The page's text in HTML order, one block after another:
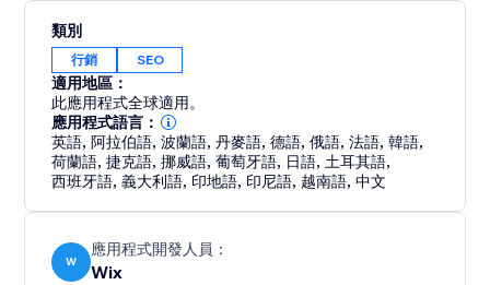
類別
行銷 SEO
適用地區：
此應用程式全球適用。
應用程式語言：
英語,阿拉伯語,波蘭語,丹麥語,德語,俄語,法語,韓語,
荷蘭語,捷克語,挪威語,葡萄牙語, 日語, 土耳其語,
西班牙語,義大利語, 印地語, 印尼語, 越南語,中文
W
應用程式開發人員：
Wix